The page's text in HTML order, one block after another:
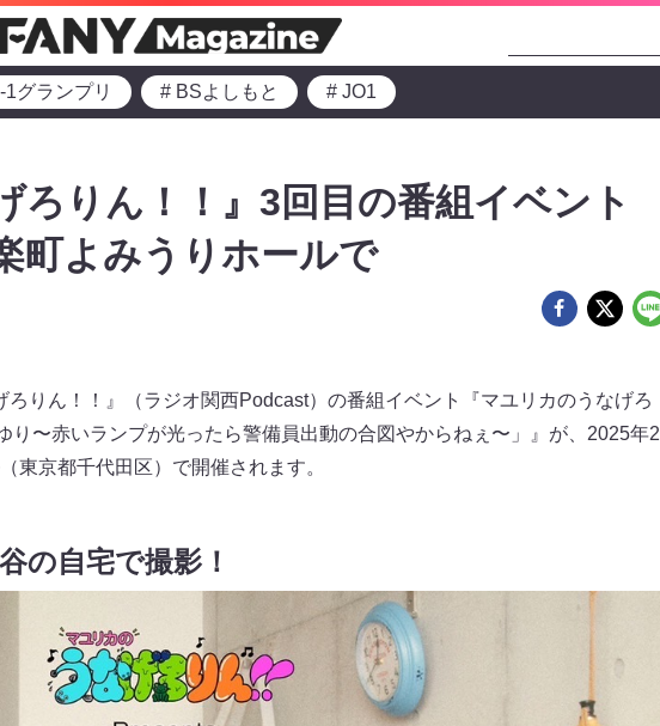
1グランプリ # BSよしもと # JO1
ろりん！！』3回目の番組イベント
町よみうりホールで
りん！！』（ラジオ関西Podcast）の番組イベント『マユリカのうなげろ
り〜赤いランプが光ったら警備員出動の合図やからねぇ〜」』が、2025年2
東京都千代田区）で開催されます。
の自宅で撮影！